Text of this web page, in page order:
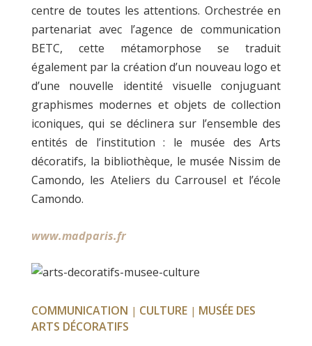
centre de toutes les attentions. Orchestrée en
partenariat avec l’agence de communication
BETC, cette métamorphose se traduit
également par la création d’un nouveau logo et
d’une nouvelle identité visuelle conjuguant
graphismes modernes et objets de collection
iconiques, qui se déclinera sur l’ensemble des
entités de l’institution : le musée des Arts
décoratifs, la bibliothèque, le musée Nissim de
Camondo, les Ateliers du Carrousel et l’école
Camondo.
www.madparis.fr
COMMUNICATION | CULTURE| MUSÉE DES
ARTS DÉCORATIFS